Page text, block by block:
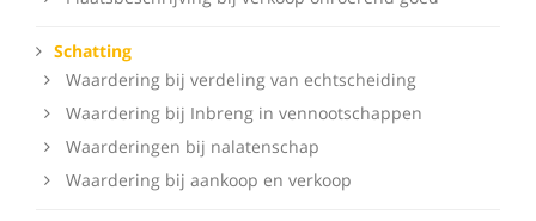
Schatting
Waardering bij verdeling van echtscheiding
Waardering bij Inbreng in vennootschappen
Waarderingen bij nalatenschap
Waardering bij aankoop en verkoop